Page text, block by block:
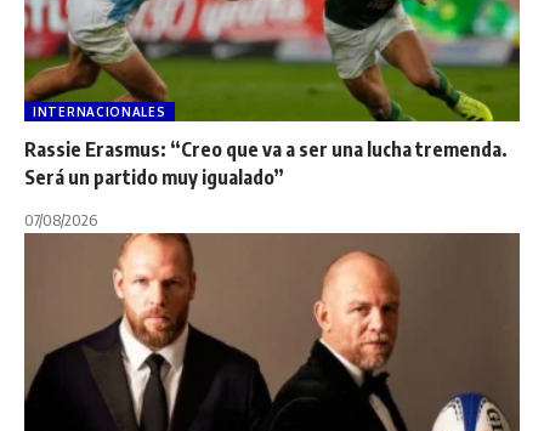
INTERNACIONALES
Rassie Erasmus: “Creo que va a ser una lucha tremenda.
Será un partido muy igualado”
07/08/2026